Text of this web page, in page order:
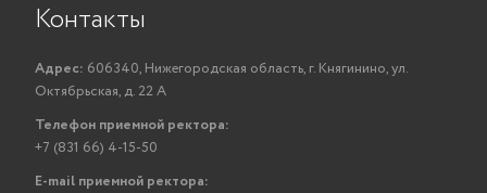
Контакты
Адрес: 606340, Нижегородская область, г. Княгинино, ул.
Октябрьская, д. 22 А
Телефон приемной ректора:
+7 (831 66) 4-15-50
E-mail приемной ректора: